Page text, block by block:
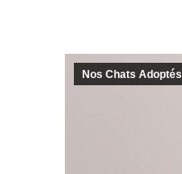
Nos Chats Adoptés